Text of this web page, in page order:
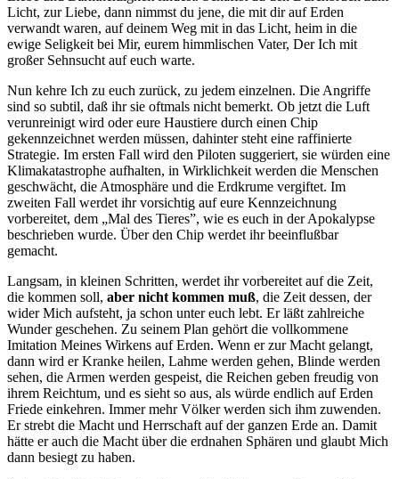
Licht, zur Liebe, dann nimmst du jene, die mit dir auf Erden
verwandt waren, auf deinem Weg mit in das Licht, heim in die
ewige Seligkeit bei Mir, eurem himmlischen Vater, Der Ich mit
großer Sehnsucht auf euch warte.
Nun kehre Ich zu euch zurück, zu jedem einzelnen. Die Angriffe
sind so subtil, daß ihr sie oftmals nicht bemerkt. Ob jetzt die Luft
verunreinigt wird oder eure Haustiere durch einen Chip
gekennzeichnet werden müssen, dahinter steht eine raffinierte
Strategie. Im ersten Fall wird den Piloten suggeriert, sie würden eine
Klimakatastrophe aufhalten, in Wirklichkeit werden die Menschen
geschwächt, die Atmosphäre und die Erdkrume vergiftet. Im
zweiten Fall werdet ihr vorsichtig auf eure Kennzeichnung
vorbereitet, dem „Mal des Tieres”, wie es euch in der Apokalypse
beschrieben wurde. Über den Chip werdet ihr beeinflußbar
gemacht.
Langsam, in kleinen Schritten, werdet ihr vorbereitet auf die Zeit,
die kommen soll, aber nicht kommen muß, die Zeit dessen, der
wider Mich aufsteht, ja schon unter euch lebt. Er läßt zahlreiche
Wunder geschehen. Zu seinem Plan gehört die vollkommene
Imitation Meines Wirkens auf Erden. Wenn er zur Macht gelangt,
dann wird er Kranke heilen, Lahme werden gehen, Blinde werden
sehen, die Armen werden gespeist, die Reichen geben freudig von
ihrem Reichtum, und es sieht so aus, als würde endlich auf Erden
Friede einkehren. Immer mehr Völker werden sich ihm zuwenden.
Er strebt die Macht und Herrschaft auf der ganzen Erde an. Damit
hätte er auch die Macht über die erdnahen Sphären und glaubt Mich
dann besiegt zu haben.